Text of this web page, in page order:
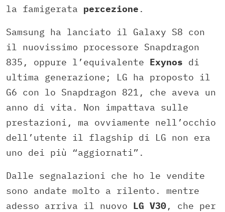
la famigerata percezione .
Samsung ha lanciato il Galaxy S8 con
il nuovissimo processore Snapdragon
835, oppure l’equivalente Exynos di
ultima generazione; LG ha proposto il
G6 con lo Snapdragon 821, che aveva un
anno di vita. Non impattava sulle
prestazioni, ma ovviamente nell’occhio
dell’utente il flagship di LG non era
uno dei più “aggiornati”.
Dalle segnalazioni che ho le vendite
sono andate molto a rilento. mentre
adesso arriva il nuovo LG V30, che per